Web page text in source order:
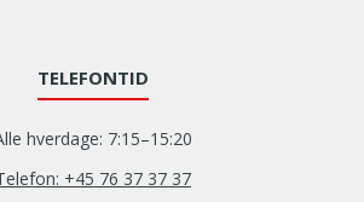
TELEFONTID
hverdage: 7:15–15:20
+45 76 37 37 37